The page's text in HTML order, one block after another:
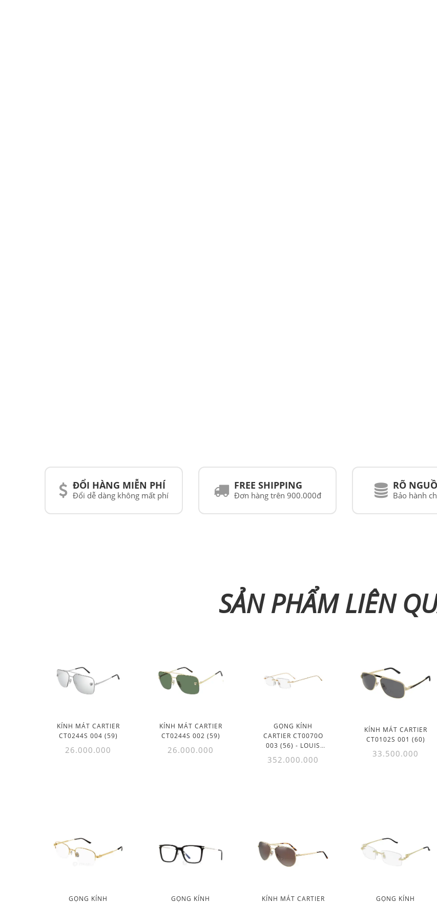
ĐỔI HÀNG MIỄN PHÍ
Đổi dễ dàng không mất phí
FREE SHIPPING
Đơn hàng trên 900.000đ
RÕ
Bảo hành
SẢN PHẨM LIÊN
KÍNH MÁT CARTIER
CT0244S 004 (59)
26.000.000
KÍNH MÁT CARTIER
CT0244S 002 (59)
26.000.000
GỌNG KÍNH
CARTIER CT0070O
003 (56) - LOUIS
CARTIER
352.000.000
KÍNH MÁT CARTIER
CT0102S 001 (60)
33.500.000
GỌNG KÍNH GỌNG KÍNH KÍNH MÁT CARTIER GỌNG KÍNH